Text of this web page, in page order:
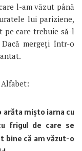
l-am văzut până
lui pariziene,
pe care trebuie să-l
mergeți într-o
arăta mișto iarna cu
frigul de care se
bine că am văzut-o